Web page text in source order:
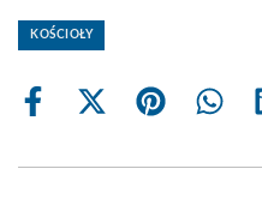
KOŚCIOŁY
Share
Share
(Twitter)
Share Share